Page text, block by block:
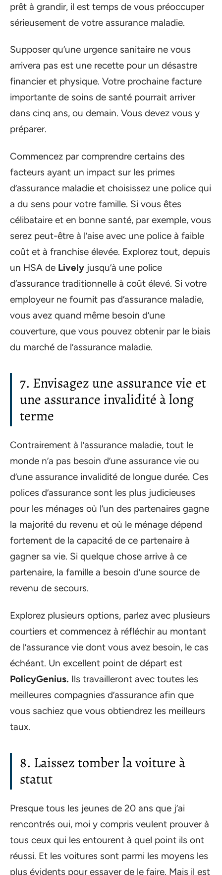
prêt à grandir, il est temps de vous préoccuper
sérieusement de votre assurance maladie.
Supposer qu’une urgence sanitaire ne vous
arrivera pas est une recette pour un désastre
financier et physique. Votre prochaine facture
importante de soins de santé pourrait arriver
dans cinq ans, ou demain. Vous devez vous y
préparer.
Commencez par comprendre certains des
facteurs ayant un impact sur les primes
d’assurance maladie et choisissez une police qui
a du sens pour votre famille. Si vous êtes
célibataire et en bonne santé, par exemple, vous
serez peut-être à l’aise avec une police à faible
coût et à franchise élevée. Explorez tout, depuis
un HSA de Lively jusqu’à une police
d’assurance traditionnelle à coût élevé. Si votre
employeur ne fournit pas d’assurance maladie,
vous avez quand même besoin d’une
couverture, que vous pouvez obtenir par le biais
du marché de l’assurance maladie.
7. Envisagez une assurance vie et
une assurance invalidité à long
terme
Contrairement à l’assurance maladie, tout le
monde n’a pas besoin d’une assurance vie ou
d’une assurance invalidité de longue durée. Ces
polices d’assurance sont les plus judicieuses
pour les ménages où l’un des partenaires gagne
la majorité du revenu et où le ménage dépend
fortement de la capacité de ce partenaire à
gagner sa vie. Si quelque chose arrive à ce
partenaire, la famille a besoin d’une source de
revenu de secours.
Explorez plusieurs options, parlez avec plusieurs
courtiers et commencez à réfléchir au montant
de l’assurance vie dont vous avez besoin, le cas
échéant. Un excellent point de départ est
PolicyGenius. Ils travailleront avec toutes les
meilleures compagnies d’assurance afin que
vous sachiez que vous obtiendrez les meilleurs
taux.
8. Laissez tomber la voiture à
statut
Presque tous les jeunes de 20 ans que j’ai
rencontrés oui, moi y compris veulent prouver à
tous ceux qui les entourent à quel point ils ont
réussi. Et les voitures sont parmi les moyens les
plus évidents pour essayer de le faire. Mais il est